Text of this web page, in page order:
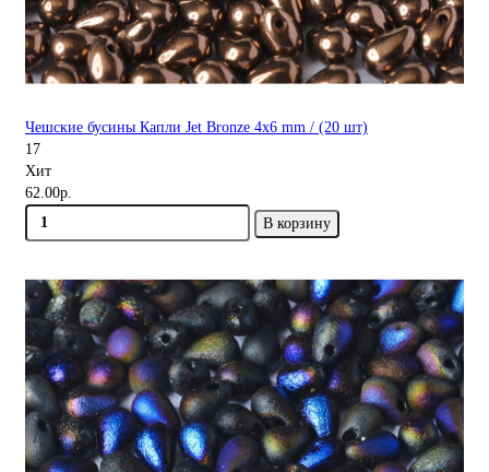
Чешские бусины Капли Jet Bronze 4x6 mm / (20 шт)
17
Хит
62.00р.
В корзину